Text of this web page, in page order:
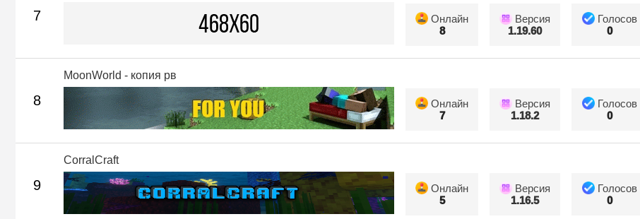
7
Онлайн
8
Версия
1.19.60
Голосов
0
8
MoonWorld - копия рв
Онлайн
7
Версия
1.18.2
Голосов
0
9
CorralCraft
Онлайн
5
Версия
1.16.5
Голосов
0